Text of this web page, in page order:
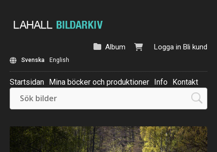
Logga in Bli kund
Album
Svenska English
Startsidan Mina böcker och produktioner Info Kontakt
Beställ: Kalender 2025